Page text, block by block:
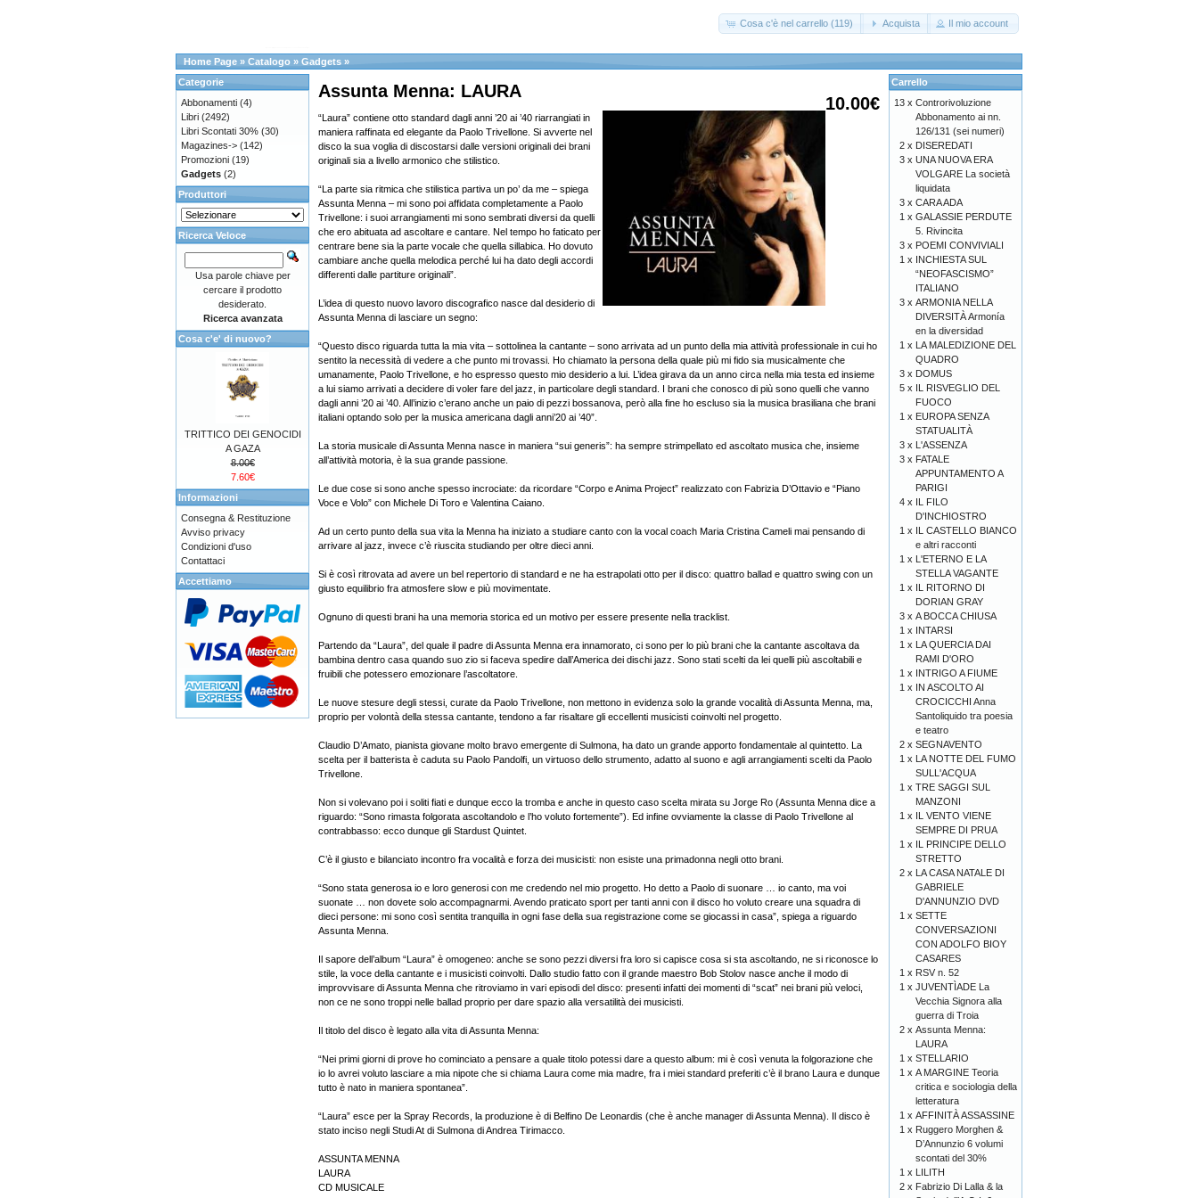
Cosa c'è nel carrello (119) Acquista Il mio account
Home Page » Catalogo » Gadgets »
10.00€
Assunta Menna: LAURA
“Laura” contiene otto standard dagli anni ’20 ai ’40 riarrangiati in
maniera raffinata ed elegante da Paolo Trivellone. Si avverte nel
disco la sua voglia di discostarsi dalle versioni originali dei brani
originali sia a livello armonico che stilistico.
“La parte sia ritmica che stilistica partiva un po’ da me – spiega
Assunta Menna – mi sono poi affidata completamente a Paolo
Trivellone: i suoi arrangiamenti mi sono sembrati diversi da quelli
che ero abituata ad ascoltare e cantare. Nel tempo ho faticato per
centrare bene sia la parte vocale che quella sillabica. Ho dovuto
cambiare anche quella melodica perché lui ha dato degli accordi
differenti dalle partiture originali”.
L’idea di questo nuovo lavoro discografico nasce dal desiderio di
Assunta Menna di lasciare un segno:
“Questo disco riguarda tutta la mia vita – sottolinea la cantante – sono arrivata ad un punto della mia attività professionale in cui ho
sentito la necessità di vedere a che punto mi trovassi. Ho chiamato la persona della quale più mi fido sia musicalmente che
umanamente, Paolo Trivellone, e ho espresso questo mio desiderio a lui. L’idea girava da un anno circa nella mia testa ed insieme
a lui siamo arrivati a decidere di voler fare del jazz, in particolare degli standard. I brani che conosco di più sono quelli che vanno
dagli anni ’20 ai ’40. All’inizio c’erano anche un paio di pezzi bossanova, però alla fine ho escluso sia la musica brasiliana che brani
italiani optando solo per la musica americana dagli anni’20 ai ’40”.
La storia musicale di Assunta Menna nasce in maniera “sui generis”: ha sempre strimpellato ed ascoltato musica che, insieme
all’attività motoria, è la sua grande passione.
Le due cose si sono anche spesso incrociate: da ricordare “Corpo e Anima Project” realizzato con Fabrizia D’Ottavio e “Piano
Voce e Volo” con Michele Di Toro e Valentina Caiano.
Ad un certo punto della sua vita la Menna ha iniziato a studiare canto con la vocal coach Maria Cristina Cameli mai pensando di
arrivare al jazz, invece c’è riuscita studiando per oltre dieci anni.
Si è così ritrovata ad avere un bel repertorio di standard e ne ha estrapolati otto per il disco: quattro ballad e quattro swing con un
giusto equilibrio fra atmosfere slow e più movimentate.
Ognuno di questi brani ha una memoria storica ed un motivo per essere presente nella tracklist.
Partendo da “Laura”, del quale il padre di Assunta Menna era innamorato, ci sono per lo più brani che la cantante ascoltava da
bambina dentro casa quando suo zio si faceva spedire dall’America dei dischi jazz. Sono stati scelti da lei quelli più ascoltabili e
fruibili che potessero emozionare l’ascoltatore.
Le nuove stesure degli stessi, curate da Paolo Trivellone, non mettono in evidenza solo la grande vocalità di Assunta Menna, ma,
proprio per volontà della stessa cantante, tendono a far risaltare gli eccellenti musicisti coinvolti nel progetto.
Claudio D’Amato, pianista giovane molto bravo emergente di Sulmona, ha dato un grande apporto fondamentale al quintetto. La
scelta per il batterista è caduta su Paolo Pandolfi, un virtuoso dello strumento, adatto al suono e agli arrangiamenti scelti da Paolo
Trivellone.
Non si volevano poi i soliti fiati e dunque ecco la tromba e anche in questo caso scelta mirata su Jorge Ro (Assunta Menna dice a
riguardo: “Sono rimasta folgorata ascoltandolo e l’ho voluto fortemente”). Ed infine ovviamente la classe di Paolo Trivellone al
contrabbasso: ecco dunque gli Stardust Quintet.
C’è il giusto e bilanciato incontro fra vocalità e forza dei musicisti: non esiste una primadonna negli otto brani.
“Sono stata generosa io e loro generosi con me credendo nel mio progetto. Ho detto a Paolo di suonare … io canto, ma voi
suonate … non dovete solo accompagnarmi. Avendo praticato sport per tanti anni con il disco ho voluto creare una squadra di
dieci persone: mi sono così sentita tranquilla in ogni fase della sua registrazione come se giocassi in casa”, spiega a riguardo
Assunta Menna.
Il sapore dell’album “Laura” è omogeneo: anche se sono pezzi diversi fra loro si capisce cosa si sta ascoltando, ne si riconosce lo
stile, la voce della cantante e i musicisti coinvolti. Dallo studio fatto con il grande maestro Bob Stolov nasce anche il modo di
improvvisare di Assunta Menna che ritroviamo in vari episodi del disco: presenti infatti dei momenti di “scat” nei brani più veloci,
non ce ne sono troppi nelle ballad proprio per dare spazio alla versatilità dei musicisti.
Il titolo del disco è legato alla vita di Assunta Menna:
“Nei primi giorni di prove ho cominciato a pensare a quale titolo potessi dare a questo album: mi è così venuta la folgorazione che
io lo avrei voluto lasciare a mia nipote che si chiama Laura come mia madre, fra i miei standard preferiti c’è il brano Laura e dunque
tutto è nato in maniera spontanea”.
“Laura” esce per la Spray Records, la produzione è di Belfino De Leonardis (che è anche manager di Assunta Menna). Il disco è
stato inciso negli Studi At di Sulmona di Andrea Tirimacco.
ASSUNTA MENNA
LAURA
CD MUSICALE
Categorie
Abbonamenti (4)
Libri (2492)
Libri Scontati 30% (30)
Magazines-> (142)
Promozioni (19)
Gadgets (2)
Produttori
Ricerca Veloce
Usa parole chiave per
cercare il prodotto
desiderato.
Ricerca avanzata
Cosa c'e' di nuovo?
TRITTICO DEI GENOCIDI
A GAZA
8.00€
7.60€
Informazioni
Consegna & Restituzione
Avviso privacy
Condizioni d'uso
Contattaci
Accettiamo
Carrello
13 x Controrivoluzione
Abbonamento ai nn.
126/131 (sei numeri)
2 x DISEREDATI
3 x UNA NUOVA ERA
VOLGARE La società
liquidata
3 x CARA ADA
1 x GALASSIE PERDUTE
5. Rivincita
3 x POEMI CONVIVIALI
1 x INCHIESTA SUL
“NEOFASCISMO”
ITALIANO
3 x ARMONIA NELLA
DIVERSITÀ Armonía
en la diversidad
1 x LA MALEDIZIONE DEL
QUADRO
3 x DOMUS
5 x IL RISVEGLIO DEL
FUOCO
1 x EUROPA SENZA
STATUALITÀ
3 x L'ASSENZA
3 x FATALE
APPUNTAMENTO A
PARIGI
4 x IL FILO
D'INCHIOSTRO
1 x IL CASTELLO BIANCO
e altri racconti
1 x L'ETERNO E LA
STELLA VAGANTE
1 x IL RITORNO DI
DORIAN GRAY
3 x A BOCCA CHIUSA
1 x INTARSI
1 x LA QUERCIA DAI
RAMI D'ORO
1 x INTRIGO A FIUME
1 x IN ASCOLTO AI
CROCICCHI Anna
Santoliquido tra poesia
e teatro
2 x SEGNAVENTO
1 x LA NOTTE DEL FUMO
SULL'ACQUA
1 x TRE SAGGI SUL
MANZONI
1 x IL VENTO VIENE
SEMPRE DI PRUA
1 x IL PRINCIPE DELLO
STRETTO
2 x LA CASA NATALE DI
GABRIELE
D'ANNUNZIO DVD
1 x SETTE
CONVERSAZIONI
CON ADOLFO BIOY
CASARES
1 x RSV n. 52
1 x JUVENTÌADE La
Vecchia Signora alla
guerra di Troia
2 x Assunta Menna:
LAURA
1 x STELLARIO
1 x A MARGINE Teoria
critica e sociologia della
letteratura
1 x AFFINITÀ ASSASSINE
1 x Ruggero Morghen &
D’Annunzio 6 volumi
scontati del 30%
1 x LILITH
2 x Fabrizio Di Lalla & la